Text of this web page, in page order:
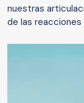
nuestras
de las